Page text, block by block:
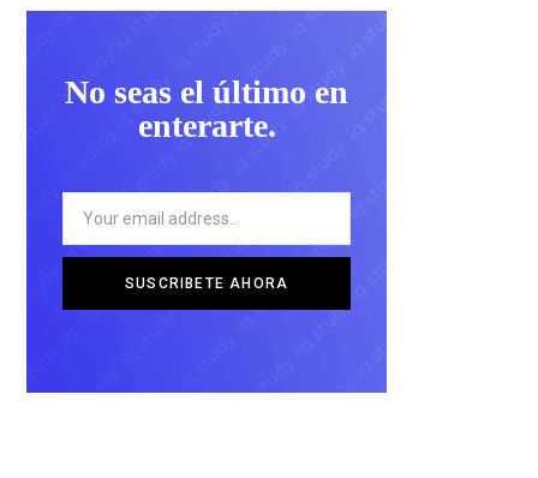
No seas el último en
enterarte.